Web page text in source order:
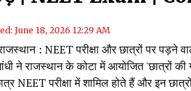
June 18, 2026 12:29 AM
: NEET परीक्षा और छात्रों पर
ने राजस्थान के कोटा में आयोजित 'छात्रों
NEET परीक्षा में शामिल होते हैं और इन